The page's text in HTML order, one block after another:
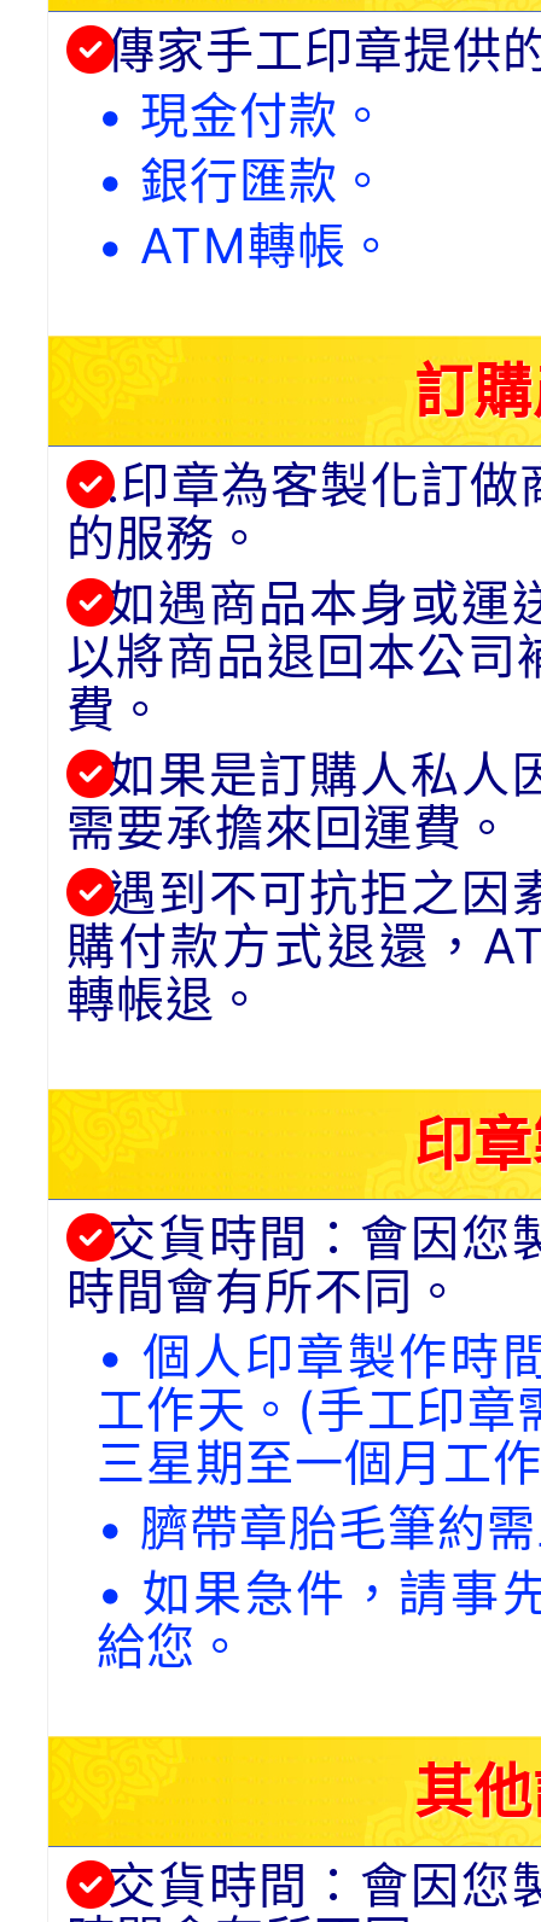
傳家手工印章提供
• 現金付款。
• 銀行匯款。
• ATM轉帳。
訂
.印章為客製化訂做
的服務。
如遇商品本身或運
以將商品退回本公司
費。
如果是訂購人私人
需要承擔來回運費。
遇到不可抗拒之因
購付款方式退還，
轉帳退。
印
交貨時間：會因您
時間會有所不同。
• 個人印章製作時
工作天。(手工印章
三星期至一個月工
• 臍帶章胎毛筆約
• 如果急件，請事
給您。
其
交貨時間：會因您